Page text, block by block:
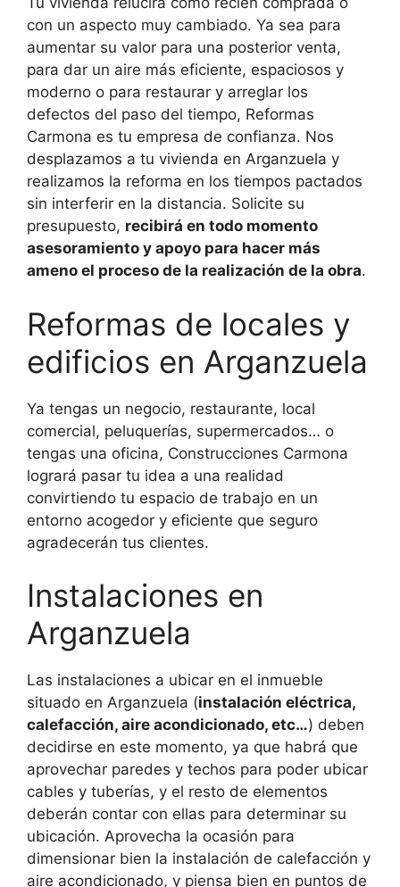
con un aspecto muy cambiado. Ya sea para
aumentar su valor para una posterior venta,
para dar un aire más eficiente, espaciosos y
moderno o para restaurar y arreglar los
defectos del paso del tiempo, Reformas
Carmona es tu empresa de confianza. Nos
desplazamos a tu vivienda en Arganzuela y
realizamos la reforma en los tiempos pactados
sin interferir en la distancia. Solicite su
presupuesto, recibirá en todo momento
asesoramiento y apoyo para hacer más
ameno el proceso de la realización de la obra.
Reformas de locales y
edificios en Arganzuela
Ya tengas un negocio, restaurante, local
comercial, peluquerías, supermercados… o
tengas una oficina, Construcciones Carmona
logrará pasar tu idea a una realidad
convirtiendo tu espacio de trabajo en un
entorno acogedor y eficiente que seguro
agradecerán tus clientes.
Instalaciones en
Arganzuela
Las instalaciones a ubicar en el inmueble
situado en Arganzuela (instalación eléctrica,
calefacción, aire acondicionado, etc…) deben
decidirse en este momento, ya que habrá que
aprovechar paredes y techos para poder ubicar
cables y tuberías, y el resto de elementos
deberán contar con ellas para determinar su
ubicación. Aprovecha la ocasión para
dimensionar bien la instalación de calefacción y
aire acondicionado, y piensa bien en puntos de